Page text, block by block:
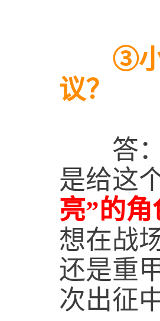
③小宝
议？
答：
是给这
亮”的角
想在战
还是重
次出征